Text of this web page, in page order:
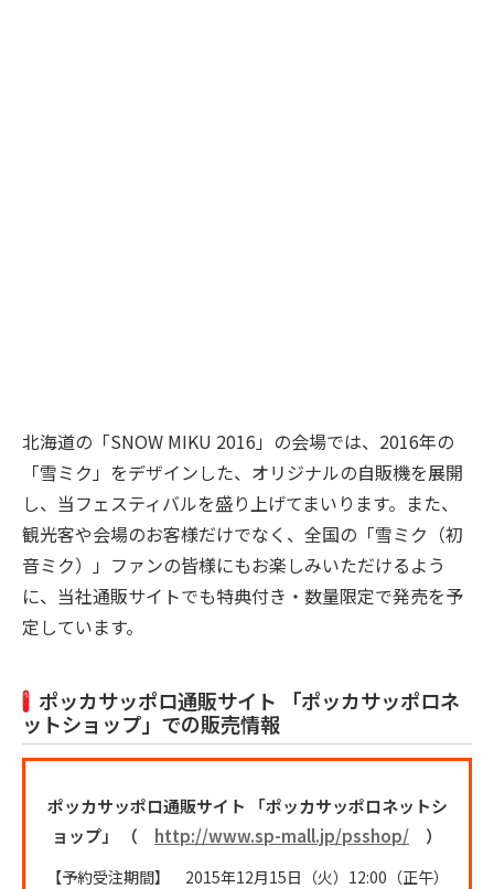
北海道の「SNOW MIKU 2016」の会場では、2016年の
「雪ミク」をデザインした、オリジナルの自販機を展開
し、当フェスティバルを盛り上げてまいります。また、
観光客や会場のお客様だけでなく、全国の「雪ミク（初
音ミク）」ファンの皆様にもお楽しみいただけるよう
に、当社通販サイトでも特典付き・数量限定で発売を予
定しています。
ポッカサッポロ通販サイト 「ポッカサッポロネ
ットショップ」での販売情報
ポッカサッポロ通販サイト 「ポッカサッポロネットシ
ョップ」
（ http://www.sp-mall.jp/psshop/ ）
【予約受注期間】 2015年12月15日（火）12:00（正午）